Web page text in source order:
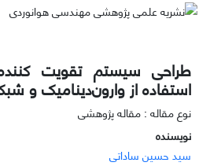
طراحی سیستم تقویت کننده
استفاده از وارون‌دینامیک و
نوع مقاله : مقاله پژوهشی
نویسنده
سید حسین ساداتی